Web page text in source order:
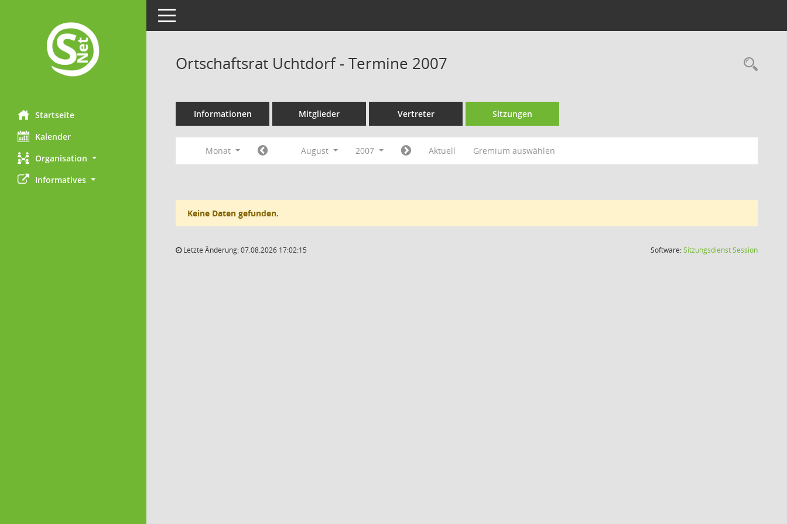
Startseite
Kalender
Organisation
Informatives
Toggle navigation
Ortschaftsrat Uchtdorf - Termine 2007
Informationen Mitglieder Vertreter Sitzungen
Monat August 2007 Aktuell Gremium auswählen
Keine Daten gefunden.
Letzte Änderung: 07.08.2026 17:02:15 Software:SitzungsdienstSession(Wird in